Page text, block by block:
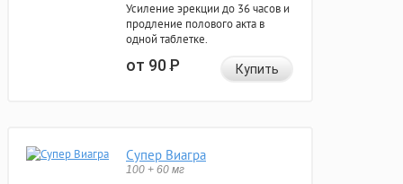
Усиление эрекции до 36 часов и
продление полового акта в
одной таблетке.
от 90Р Купить
Супер Виагра
100 + 60 мг